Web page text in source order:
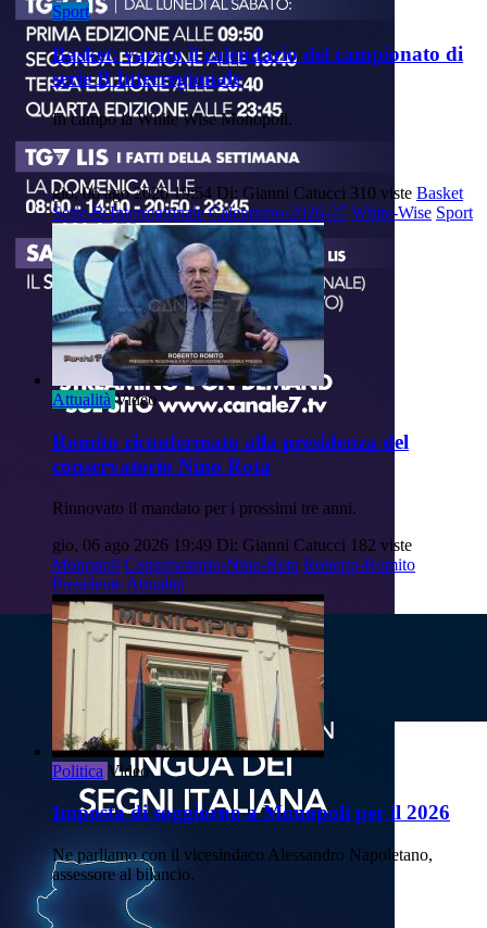
Sport
Basket: varato il calendario del campionato di
serie B Interregionale
In campo la White Wise Monopoli.
gio, 06 ago 2026 19:54 Di: Gianni Catucci 310 viste Basket
Serie-B-Interregionale Calendario-2026-27 White-Wise Sport
Attualità Video
Romito riconfermato alla presidenza del
conservatorio Nino Rota
Rinnovato il mandato per i prossimi tre anni.
gio, 06 ago 2026 19:49 Di: Gianni Catucci 182 viste
Monopoli Conservatorio-Nino-Rota Roberto-Romito
Presidente Attualità
Politica Video
Imposta di soggiorno a Monopoli per il 2026
Ne parliamo con il vicesindaco Alessandro Napoletano,
assessore al bilancio.